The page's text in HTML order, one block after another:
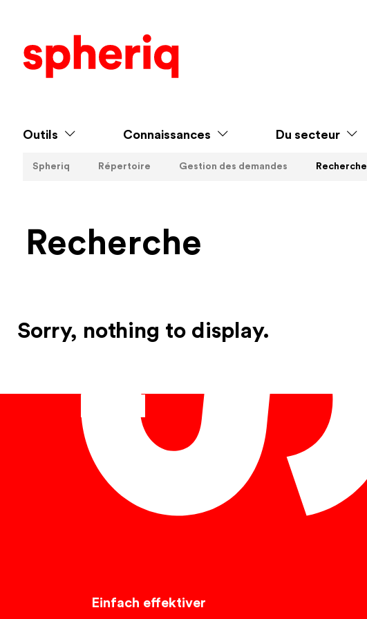
Outils
Spheriq Répertoire Gestion des demandes Recherche
Connaissances Du secteur
Recherche
Sorry, nothing to display.
Einfach effektiver